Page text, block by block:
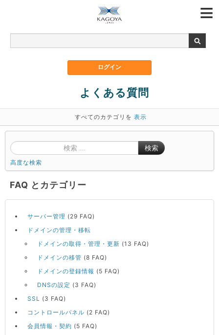
よくある質問
すべてのカテゴリを 表示
検索
高度な検索
FAQ とカテゴリー
サーバー管理 (29 FAQ)
ドメインの管理・移転
ドメインの取得・管理・更新 (13 FAQ)
ドメインの移管 (8 FAQ)
ドメインの登録情報 (5 FAQ)
DNSの設定 (3 FAQ)
SSL
(3 FAQ)
コントロールパネル (2 FAQ)
会員情報・契約 (5 FAQ)